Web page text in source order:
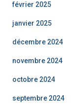
février 2025
janvier 2025
décembre 2024
novembre 2024
octobre 2024
septembre 2024